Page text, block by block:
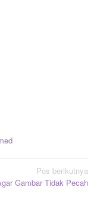
Pos berikutnya
Gambar Tidak Pecah